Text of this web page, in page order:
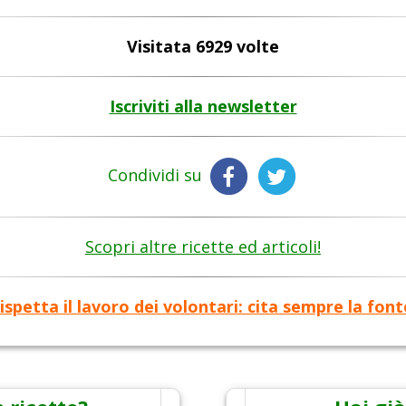
Visitata 6929 volte
Iscriviti alla newsletter
Condividi su
Scopri altre ricette ed articoli!
il lavoro dei volontari: cita sempre la